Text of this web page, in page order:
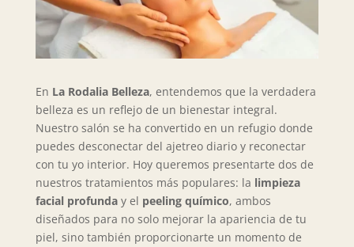
En La Rodalia Belleza, entendemos que la verdadera
belleza es un reflejo de un bienestar integral.
Nuestro salón se ha convertido en un refugio donde
puedes desconectar del ajetreo diario y reconectar
con tu yo interior. Hoy queremos presentarte dos de
nuestros tratamientos más populares: la limpieza
facial profunday el peeling químico, ambos
diseñados para no solo mejorar la apariencia de tu
piel, sino también proporcionarte un momento de